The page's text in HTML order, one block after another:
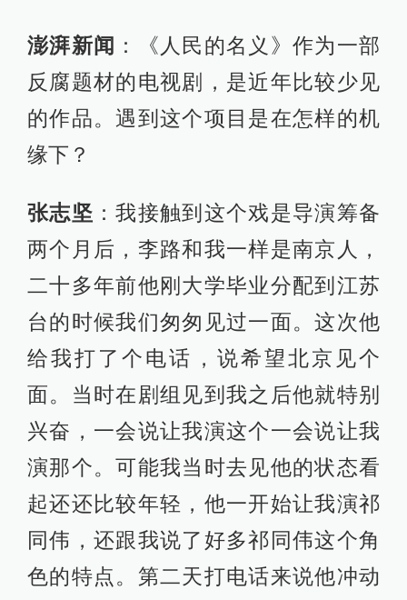
澎湃新闻 ：《人民的名义》作为一部
反腐题材的电视剧，是近年比较少见
的作品。遇到这个项目是在怎样的机
缘下？
张志坚 ：我接触到这个戏是导演筹备
两个月后，李路和我一样是南京人，
二十多年前他刚大学毕业分配到江苏
台的时候我们匆匆见过一面。这次他
给我打了个电话，说希望北京见个
面。当时在剧组见到我之后他就特别
兴奋，一会说让我演这个一会说让我
演那个。可能我当时去见他的状态看
起还还比较年轻，他一开始让我演祁
同伟，还跟我说了好多祁同伟这个角
色的特点。第二天打电话来说他冲动